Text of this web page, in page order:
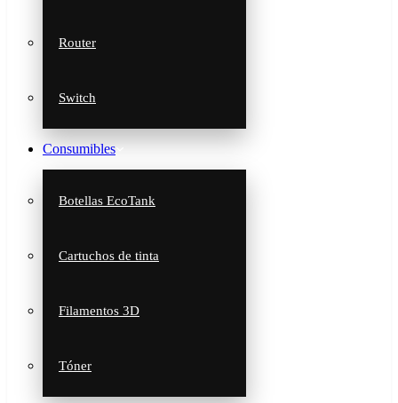
Router
Switch
Consumibles
Botellas EcoTank
Cartuchos de tinta
Filamentos 3D
Tóner